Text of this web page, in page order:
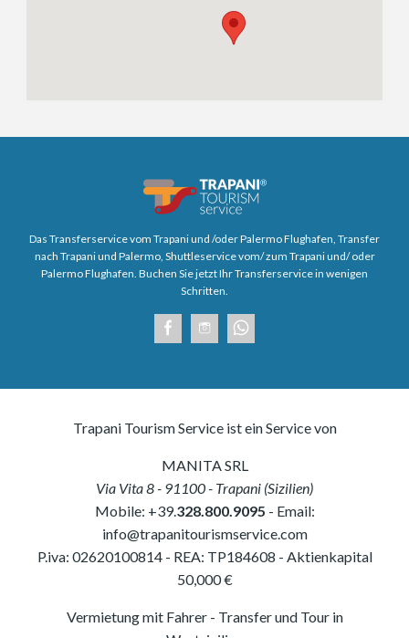
Das Transferservice vom Trapani und /oder Palermo Flughafen, Transfer
nach Trapani und Palermo, Shuttleservice vom/ zum Trapani und/ oder
Palermo Flughafen. Buchen Sie jetzt Ihr Transferservice in wenigen
Schritten.
Trapani Tourism Service ist ein Service von
MANITA SRL
Via Vita 8- 91100- Trapani (Sizilien)
Mobile: +39.328.800.9095 - Email:
info@trapanitourismservice.com
P.iva: 02620100814- REA: TP184608 - Aktienkapital
50,000 €
Vermietung mit Fahrer - Transfer und Tour in